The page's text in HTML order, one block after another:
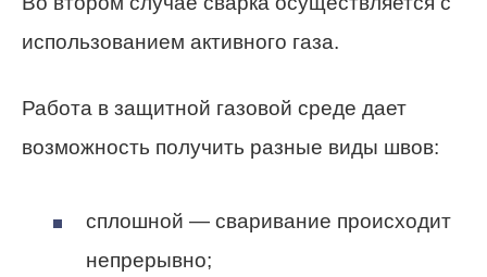
использованием активного газа.
Работа в защитной газовой среде дает
возможность получить разные виды швов:
сплошной — сваривание происходит
непрерывно;